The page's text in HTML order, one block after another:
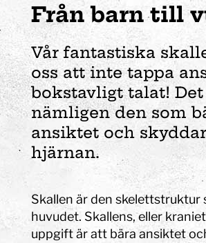
Från barn till
Vår fantastiska
oss att inte tappa
bokstavligt talat! Det
nämligen den som
ansiktet och skyddar
hjärnan.
Skallen är den skelettstruktur
huvudet. Skallens, eller
uppgift är att bära ansiktet